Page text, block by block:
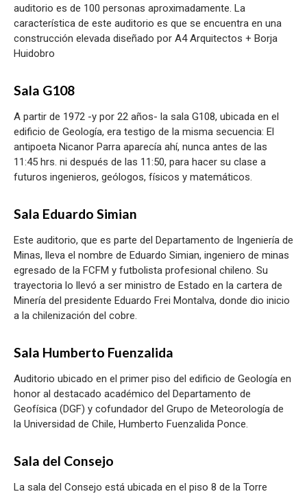
auditorio es de 100 personas aproximadamente. La
característica de este auditorio es que se encuentra en una
construcción elevada diseñado por A4 Arquitectos + Borja
Huidobro
Sala G108
A partir de 1972 -y por 22 años- la sala G108, ubicada en el
edificio de Geología, era testigo de la misma secuencia: El
antipoeta Nicanor Parra aparecía ahí, nunca antes de las
11:45 hrs. ni después de las 11:50, para hacer su clase a
futuros ingenieros, geólogos, físicos y matemáticos.
Sala Eduardo Simian
Este auditorio, que es parte del Departamento de Ingeniería de
Minas, lleva el nombre de Eduardo Simian, ingeniero de minas
egresado de la FCFM y futbolista profesional chileno. Su
trayectoria lo llevó a ser ministro de Estado en la cartera de
Minería del presidente Eduardo Frei Montalva, donde dio inicio
a la chilenización del cobre.
Sala Humberto Fuenzalida
Auditorio ubicado en el primer piso del edificio de Geología en
honor al destacado académico del Departamento de
Geofísica (DGF) y cofundador del Grupo de Meteorología de
la Universidad de Chile, Humberto Fuenzalida Ponce.
Sala del Consejo
La sala del Consejo está ubicada en el piso 8 de la Torre